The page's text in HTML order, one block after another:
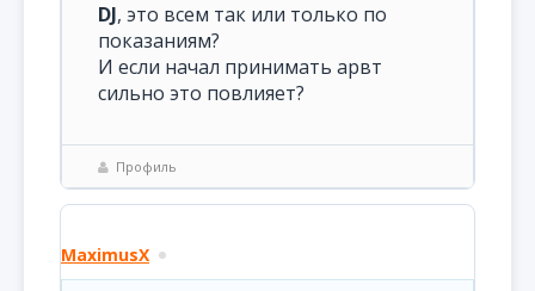
DJ, это всем так или только по
показаниям?
И если начал принимать арвт
сильно это повлияет?
Профиль
MaximusX